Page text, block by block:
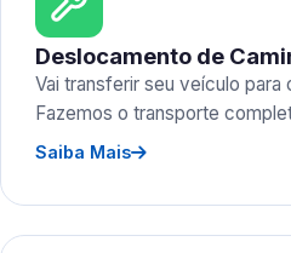
Deslocamento de
Vai transferir seu veículo para
Fazemos o transporte
Saiba Mais